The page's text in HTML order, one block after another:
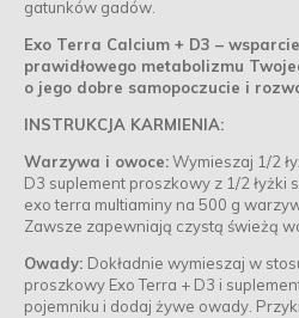
gatunków gadów.
Exo Terra Calcium + D3 –
prawidłowego metabolizmu
o jego dobre samopoczucie i
INSTRUKCJA KARMIENIA:
Warzywa i owoce:Wymieszaj 1/2
D3 suplement proszkowy z 1/2 łyżki
exo terra multiaminy na 500 g
Zawsze zapewniają czystą świeżą
Owady: Dokładnie wymieszaj w
proszkowy Exo Terra + D3 i
pojemniku i dodaj żywe owady.